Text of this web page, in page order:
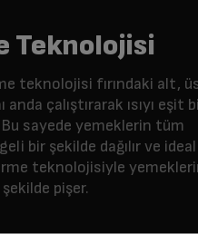
Teknolojisi
teknolojisi fırındaki alt,
anda çalıştırarak ısıyı eşit
Bu sayede yemeklerin tüm
bir şekilde dağılır ve
teknolojisiyle
pişer.